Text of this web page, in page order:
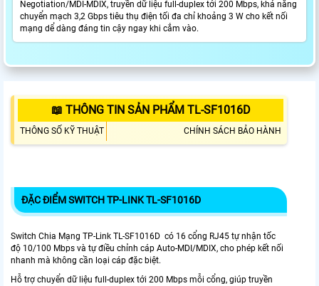
Negotiation/MDI-MDIX, truyền dữ liệu full-duplex tới 200 Mbps, khả năng
chuyển mạch 3,2 Gbps tiêu thụ điện tối đa chỉ khoảng 3 W cho kết nối
mạng dể dàng đáng tin cậy ngay khi cắm vào.
📖 THÔNG TIN SẢN PHẨM TL-SF1016D
THÔNG SỐ KỸ THUẬT CHÍNH SÁCH BẢO HÀNH
ĐẶC ĐIỂM SWITCH TP-LINK TL-SF1016D
Switch Chia Mạng TP-Link TL-SF1016D có 16 cổng RJ45 tự nhận tốc
độ 10/100 Mbps và tự điều chỉnh cáp Auto-MDI/MDIX, cho phép kết nối
nhanh mà không cần loại cáp đặc biệt.
Hỗ trợ chuyển dữ liệu full-duplex tới 200 Mbps mỗi cổng, giúp truyền